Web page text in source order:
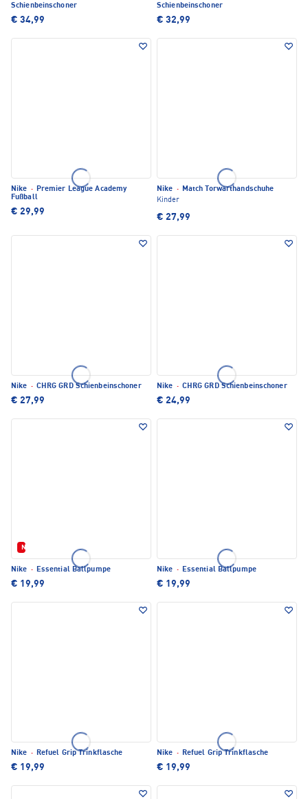
Schienbeinschoner
€ 34,99
Schienbeinschoner
€ 32,99
Nike · Premier League Academy
Fußball
€ 29,99
Nike · Match Torwarthandschuhe
Kinder
€ 27,99
Nike · CHRG GRD Schienbeinschoner
€ 27,99
Nike · CHRG GRD Schienbeinschoner
€ 24,99
Neu
Nike · Essential Ballpumpe
€ 19,99
Nike · Essential Ballpumpe
€ 19,99
Nike · Refuel Grip Trinkflasche
€ 19,99
Nike · Refuel Grip Trinkflasche
€ 19,99